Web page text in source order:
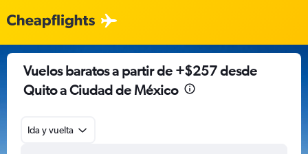
Vuelos baratos a partir de +$257 desde
Quito a Ciudad de México
Ida y vuelta